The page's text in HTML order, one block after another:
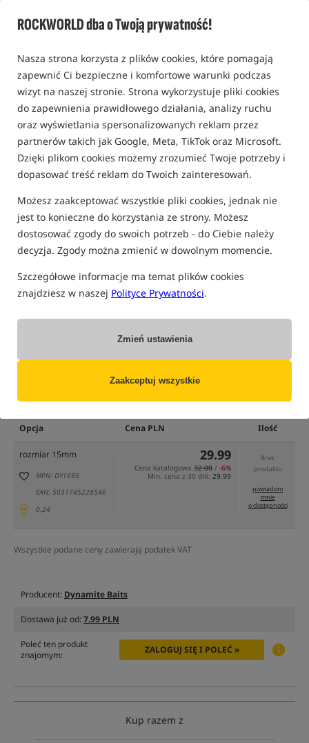
ROCKWORLD dba o Twoją prywatność!
Nasza strona korzysta z plików cookies, które pomagają
zapewnić Ci bezpieczne i komfortowe warunki podczas
wizyt na naszej stronie. Strona wykorzystuje pliki cookies
do zapewnienia prawidłowego działania, analizy ruchu
oraz wyświetlania spersonalizowanych reklam przez
partnerów takich jak Google, Meta, TikTok oraz Microsoft.
Dzięki plikom cookies możemy zrozumieć Twoje potrzeby i
dopasować treść reklam do Twoich zainteresowań.
Możesz zaakceptować wszystkie pliki cookies, jednak nie
jest to konieczne do korzystania ze strony. Możesz
dostosować zgody do swoich potrzeb - do Ciebie należy
decyzja. Zgody można zmienić w dowolnym momencie.
Szczegółowe informacje ma temat plików cookies
znajdziesz w naszej Polityce Prywatności.
Zmień ustawienia
Zaakceptuj wszystkie
Dynamite Baits
0,0
0 opinii | ponad 10 osób kupiło ten produkt
(część opcji mogła zostać ukryta przez wybrany sposób filtrowania)
Opcja Cena PLN Ilość
rozmiar 15mm
MPN: DY1695
EAN: 5031745228546
0,24
29.99
Cena katalogowa 32.00 / -6%
Min. cena z 30 dni: 29.99
Brak
produktu
powiadom
mnie
o dostępności
Wszystkie podane ceny zawierają podatek VAT
Producent: Dynamite Baits
Dostawa już od:7.99 PLN
Poleć ten produkt
znajomym:
ZALOGUJ SIĘ I POLEĆ »
Kup razem z